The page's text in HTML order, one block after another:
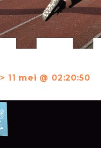
> 11 mei @ 02:20:50